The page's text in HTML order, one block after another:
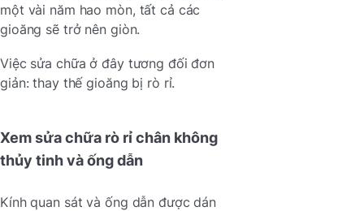
một vài năm hao mòn, tất cả các
gioăng sẽ trở nên giòn.
Việc sửa chữa ở đây tương đối đơn
giản: thay thế gioăng bị rò rỉ.
Xem sửa chữa rò rỉ chân không
thủy tinh và ống dẫn
Kính quan sát và ống dẫn được dán